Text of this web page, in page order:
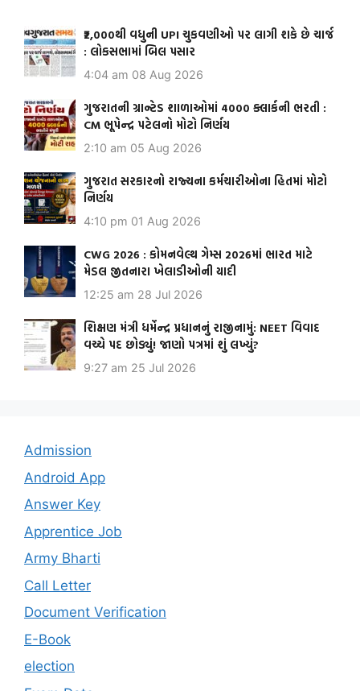
₹2,000થી વધુની UPI ચુકવણીઓ પર લાગી શકે છે ચાર્જ
: લોકસભામાં બિલ પસાર
4:04 am 08 Aug 2026
ગુજરાતની ગ્રાન્ટેડ શાળાઓમાં 4000 ક્લાર્કની ભરતી :
CM ભૂપેન્દ્ર પટેલનો મોટો નિર્ણય
2:10 am 05 Aug 2026
ગુજરાત સરકારનો રાજ્યના કર્મચારીઓના હિતમાં મોટો
નિર્ણય
4:10 pm 01 Aug 2026
CWG 2026 : કોમનવેલ્થ ગેમ્સ 2026માં ભારત માટે
મેડલ જીતનારા ખેલાડીઓની યાદી
12:25 am 28 Jul 2026
શિક્ષણ મંત્રી ધર્મેન્દ્ર પ્રધાનનું રાજીનામું: NEET વિવાદ
વચ્ચે પદ છોડ્યું! જાણો પત્રમાં શું લખ્યું?
9:27 am 25 Jul 2026
Admission
Android App
Answer Key
Apprentice Job
Army Bharti
Call Letter
Document Verification
E-Book
election